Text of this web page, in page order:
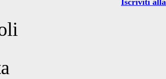
Iscriviti